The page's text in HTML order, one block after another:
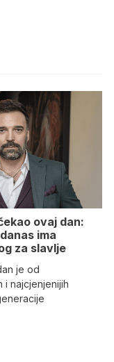
ovaj dan:
ima
za slavlje
je od
i najcjenjenijih